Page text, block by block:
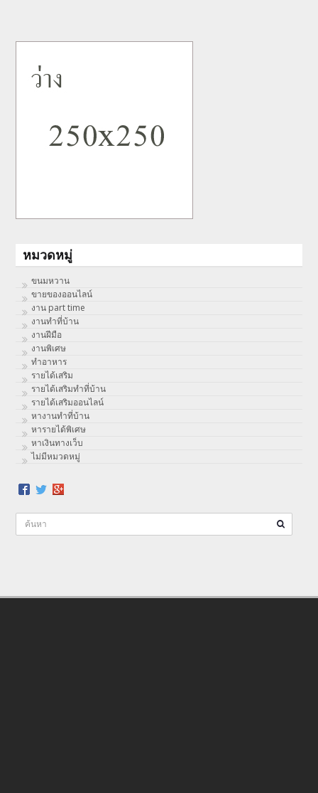
หมวดหมู่
ขนมหวาน
ขายของออนไลน์
งาน part time
งานทําที่บ้าน
งานฝีมือ
งานพิเศษ
ทําอาหาร
รายได้เสริม
รายได้เสริมทำที่บ้าน
รายได้เสริมออนไลน์
หางานทำที่บ้าน
หารายได้พิเศษ
หาเงินทางเว็บ
ไม่มีหมวดหมู่